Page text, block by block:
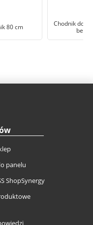
80 cm
Chodnik do
panelu
ShopSynergy